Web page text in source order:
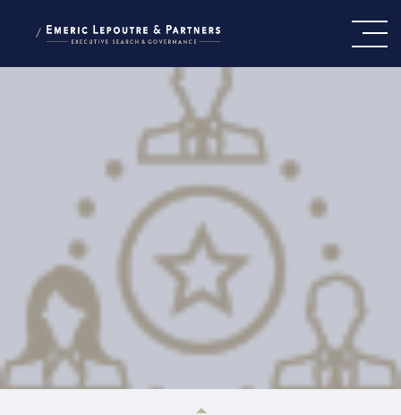
/
CE QUI NOUS GUIDE
NOTRE ÉQUIPE
NOS EXPERTISES
PRESSE